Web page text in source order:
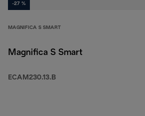
-27 %
MAGNIFICA S SMART
Magnifica S Smart
ECAM230.13.B